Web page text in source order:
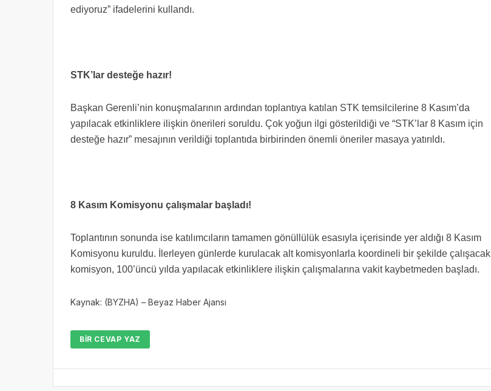
ediyoruz” ifadelerini kullandı.
STK’lar desteğe hazır!
Başkan Gerenli’nin konuşmalarının ardından toplantıya katılan STK temsilcilerine 8 Kasım’da
yapılacak etkinliklere ilişkin önerileri soruldu. Çok yoğun ilgi gösterildiği ve “STK’lar 8 Kasım için
desteğe hazır” mesajının verildiği toplantıda birbirinden önemli öneriler masaya yatırıldı.
8 Kasım Komisyonu çalışmalar başladı!
Toplantının sonunda ise katılımcıların tamamen gönüllülük esasıyla içerisinde yer aldığı 8 Kasım
Komisyonu kuruldu. İlerleyen günlerde kurulacak alt komisyonlarla koordineli bir şekilde çalışacak
komisyon, 100’üncü yılda yapılacak etkinliklere ilişkin çalışmalarına vakit kaybetmeden başladı.
Kaynak: (BYZHA) – Beyaz Haber Ajansı
BIR CEVAP YAZ